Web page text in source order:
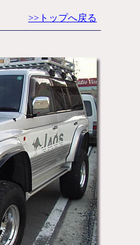
>>トップへ戻る